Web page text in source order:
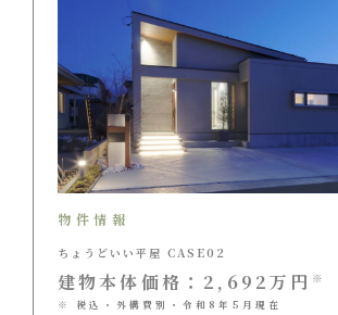
物件情報
ちょうどいい平屋 CASE02
建物本体価格：2,692万円 ※
※ 税込・外構費別・令和8年5月現在